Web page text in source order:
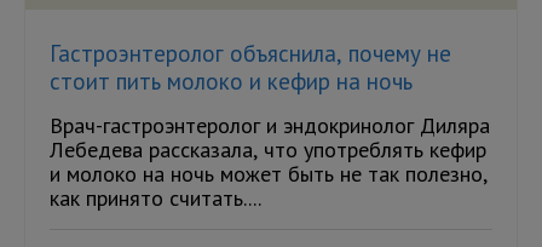
Гастроэнтеролог объяснила, почему не
стоит пить молоко и кефир на ночь
Врач-гастроэнтеролог и эндокринолог Диляра
Лебедева рассказала, что употреблять кефир
и молоко на ночь может быть не так полезно,
как принято считать....